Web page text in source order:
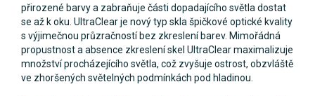
přirozené barvy a zabraňuje části dopadajícího světla dostat
se až k oku. UltraClear je nový typ skla špičkové optické kvality
s výjimečnou průzračností bez zkreslení barev. Mimořádná
propustnost a absence zkreslení skel UltraClear maximalizuje
množství procházejícího světla, což zvyšuje ostrost, obzvláště
ve zhoršených světelných podmínkách pod hladinou.